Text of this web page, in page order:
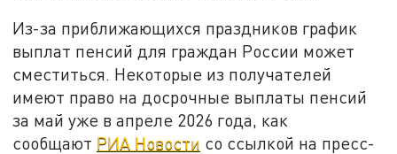
Из-за приближающихся праздников график
выплат пенсий для граждан России может
сместиться. Некоторые из получателей
имеют право на досрочные выплаты пенсий
за май уже в апреле 2026 года, как
сообщают РИА Новости со ссылкой на пресс-